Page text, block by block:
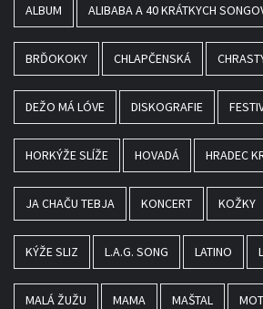
ALBUM ALIBABA A 40 KRÁTKYCH
BRĎOKOKY CHLAPČENSKÁ
DEŽO MÁ LÓVE DISKOGRAFIE
HORKÝŽE SLÍŽE HOVADÁ HRADEC
JA CHAČU TEBJA KONCERT KOŽKY
KÝŽE SLIZ L.A.G. SONG LATINO
MALÁ ŽUŽU MAMA MAŠTAL